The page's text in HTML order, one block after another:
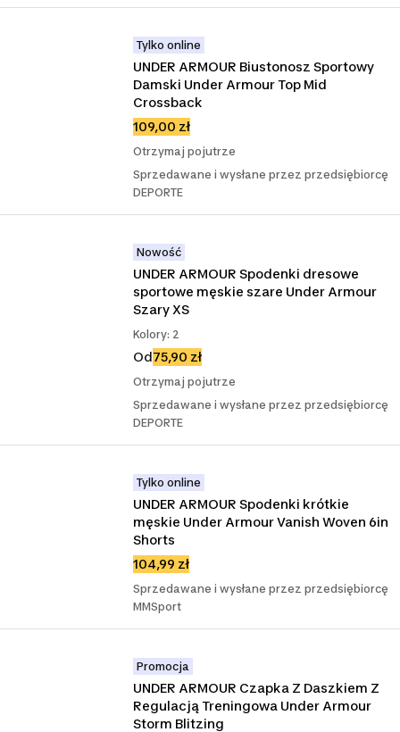
Tylko online
UNDER ARMOUR Biustonosz Sportowy
Damski Under Armour Top Mid
Crossback
109,00 zł
Otrzymaj pojutrze
Sprzedawane i wysłane przez przedsiębiorcę
DEPORTE
Nowość
UNDER ARMOUR Spodenki dresowe
sportowe męskie szare Under Armour
Szary XS
Kolory: 2
Od75,90 zł
Otrzymaj pojutrze
Sprzedawane i wysłane przez przedsiębiorcę
DEPORTE
Tylko online
UNDER ARMOUR Spodenki krótkie
męskie Under Armour Vanish Woven 6in
Shorts
104,99 zł
Sprzedawane i wysłane przez przedsiębiorcę
MMSport
Promocja
UNDER ARMOUR Czapka Z Daszkiem Z
Regulacją Treningowa Under Armour
Storm Blitzing